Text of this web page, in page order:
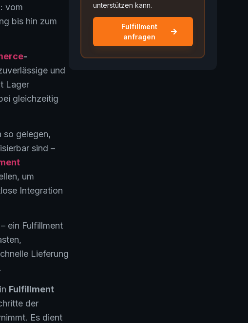
vom
bis hin zum
-
und
Lager
gleichzeitig
so gelegen,
sind –
um
Integration
ein Fulfillment
Lieferung
Fulfillment
der
Es dient
unterstützen kann.
Fulfillment
anfragen